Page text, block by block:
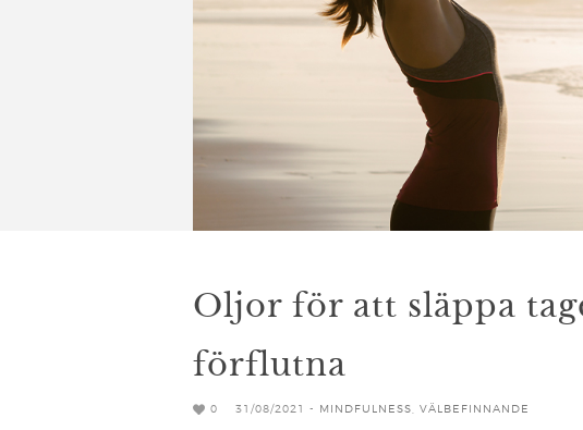
Oljor för att släppa
förflutna
0 31/08/2021 - MINDFULNESS VÄLBEFINNANDE